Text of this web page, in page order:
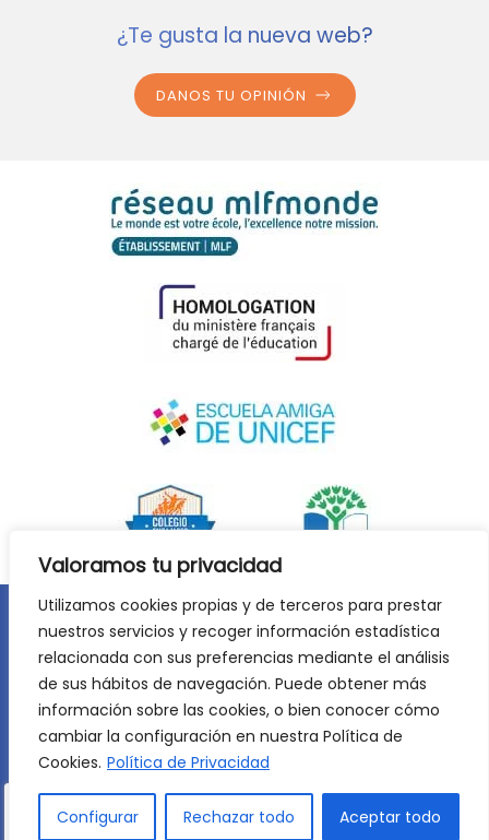
Valoramos tu privacidad
Utilizamos cookies propias y de terceros para prestar
nuestros servicios y recoger información estadística
relacionada con sus preferencias mediante el análisis
de sus hábitos de navegación. Puede obtener más
información sobre las cookies, o bien conocer cómo
cambiar la configuración en nuestra Política de
Cookies. Política de Privacidad
Configurar Rechazar todo Aceptar todo
¿Te gusta la nueva web?
DANOS TU OPINIÓN
Aviso legal
Política de privacidad
Política de cookies
©2026Lycée Français Molière de Zaragoza. Todos los
derechos reservados. Desarrollo web: